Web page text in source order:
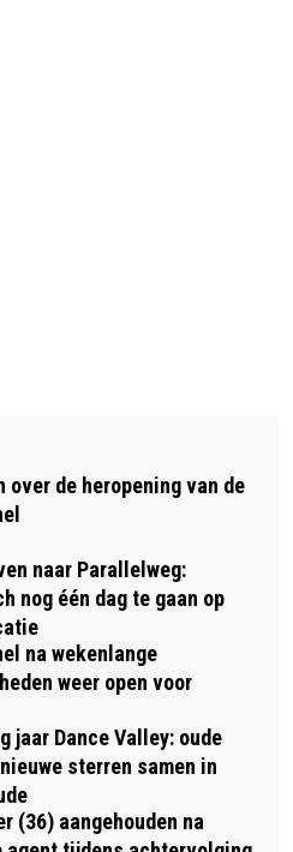
KOMEN NAAR
NOORD
Z’N EIGEN JEANS
over de heropening van de
naar Parallelweg:
nog één dag te gaan op
na wekenlange
weer open voor
jaar Dance Valley: oude
sterren samen in
(36) aangehouden na